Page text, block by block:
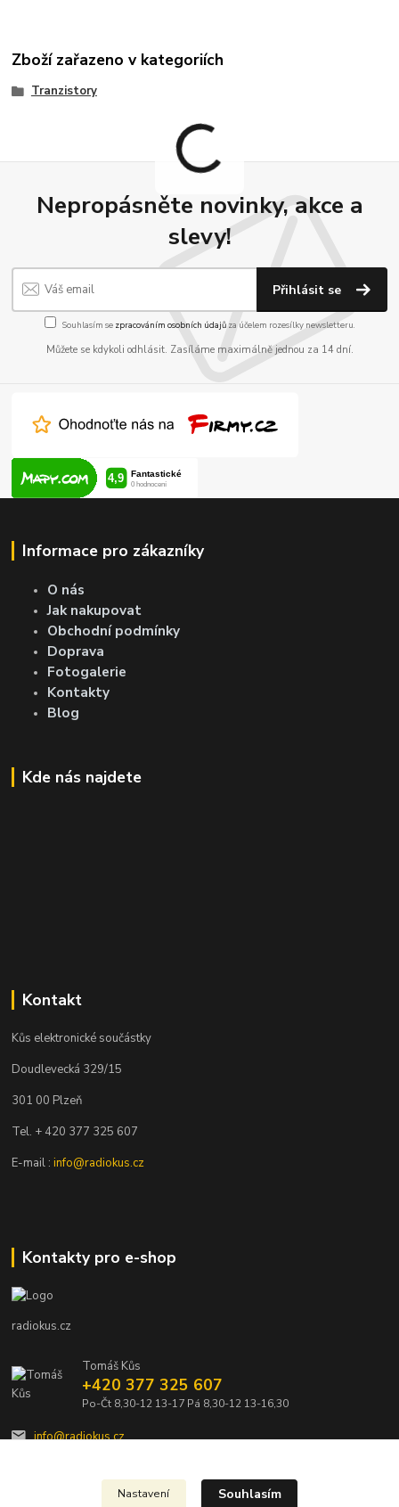
Zboží zařazeno v kategoriích
Tranzistory
Nepropásněte novinky, akce a
slevy!
Přihlásit se
Souhlasím se zpracováním osobních údajůza účelem rozesílky newsletteru.
Můžete se kdykoli odhlásit. Zasíláme maximálně jednou za 14 dní.
Informace pro zákazníky
O nás
Jak nakupovat
Obchodní podmínky
Doprava
Fotogalerie
Kontakty
Blog
Kde nás najdete
Kontakt
Kůs elektronické součástky
Doudlevecká 329/15
301 00 Plzeň
Tel. + 420 377 325 607
E-mail :info@radiokus.cz
Kontakty pro e-shop
radiokus.cz
Tomáš Kůs
+420 377 325 607
Po-Čt 8,30-12 13-17 Pá 8,30-12 13-16,30
info@radiokus.cz
Nastavení Souhlasím